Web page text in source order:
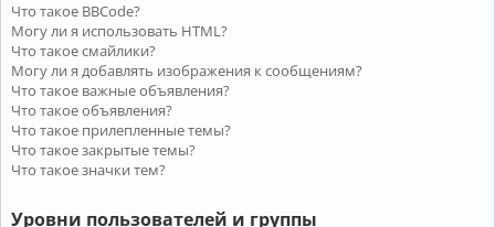
Что такое BBCode?
Могу ли я использовать HTML?
Что такое смайлики?
Могу ли я добавлять изображения к сообщениям?
Что такое важные объявления?
Что такое объявления?
Что такое прилепленные темы?
Что такое закрытые темы?
Что такое значки тем?
Уровни пользователей и группы